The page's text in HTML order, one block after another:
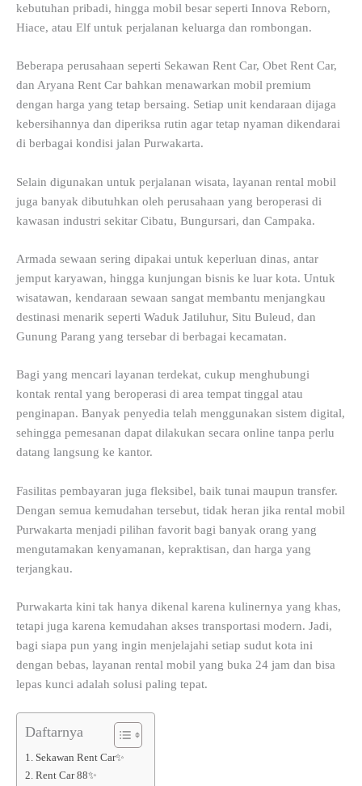
kebutuhan pribadi, hingga mobil besar seperti Innova Reborn,
Hiace, atau Elf untuk perjalanan keluarga dan rombongan.
Beberapa perusahaan seperti Sekawan Rent Car, Obet Rent Car,
dan Aryana Rent Car bahkan menawarkan mobil premium
dengan harga yang tetap bersaing. Setiap unit kendaraan dijaga
kebersihannya dan diperiksa rutin agar tetap nyaman dikendarai
di berbagai kondisi jalan Purwakarta.
Selain digunakan untuk perjalanan wisata, layanan rental mobil
juga banyak dibutuhkan oleh perusahaan yang beroperasi di
kawasan industri sekitar Cibatu, Bungursari, dan Campaka.
Armada sewaan sering dipakai untuk keperluan dinas, antar
jemput karyawan, hingga kunjungan bisnis ke luar kota. Untuk
wisatawan, kendaraan sewaan sangat membantu menjangkau
destinasi menarik seperti Waduk Jatiluhur, Situ Buleud, dan
Gunung Parang yang tersebar di berbagai kecamatan.
Bagi yang mencari layanan terdekat, cukup menghubungi
kontak rental yang beroperasi di area tempat tinggal atau
penginapan. Banyak penyedia telah menggunakan sistem digital,
sehingga pemesanan dapat dilakukan secara online tanpa perlu
datang langsung ke kantor.
Fasilitas pembayaran juga fleksibel, baik tunai maupun transfer.
Dengan semua kemudahan tersebut, tidak heran jika rental mobil
Purwakarta menjadi pilihan favorit bagi banyak orang yang
mengutamakan kenyamanan, kepraktisan, dan harga yang
terjangkau.
Purwakarta kini tak hanya dikenal karena kulinernya yang khas,
tetapi juga karena kemudahan akses transportasi modern. Jadi,
bagi siapa pun yang ingin menjelajahi setiap sudut kota ini
dengan bebas, layanan rental mobil yang buka 24 jam dan bisa
lepas kunci adalah solusi paling tepat.
Daftarnya
1. Sekawan Rent Car✨
2. Rent Car 88✨